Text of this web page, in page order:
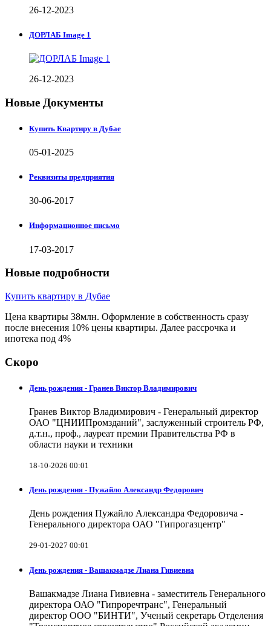
26-12-2023
ДОРЛАБ Image 1
26-12-2023
Новые Документы
Купить Квартиру в Дубае
05-01-2025
Реквизиты предприятия
30-06-2017
Информационное письмо
17-03-2017
Новые подробности
Купить квартиру в Дубае
Цена квартиры 38млн. Оформление в собственность сразу
после внесения 10% цены квартиры. Далее рассрочка и
ипотека под 4%
Скоро
День рождения - Гранев Виктор Владимирович
Гранев Виктор Владимирович - Генеральный директор
ОАО "ЦНИИПромзданий", заслуженный строитель РФ,
д.т.н., проф., лауреат премии Правительства РФ в
области науки и техники
18-10-2026 00:01
День рождения - Пужайло Александр Федорович
День рождения Пужайло Александра Федоровича -
Генерального директора ОАО "Гипрогазцентр"
29-01-2027 00:01
День рождения - Вашакмадзе Лиана Гивиевна
Вашакмадзе Лиана Гивиевна - заместитель Генерального
директора ОАО "Гипроречтранс", Генеральный
директор ООО "БИНТИ", Ученый секретарь Отделения